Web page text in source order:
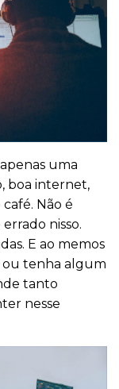
uma
boa internet,
Não é
nisso.
E ao memos
tenha algum
tanto
nesse